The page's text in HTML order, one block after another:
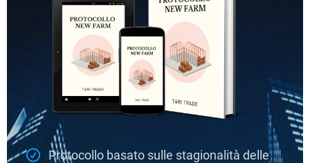
Protocollo basato sulle stagionalità delle